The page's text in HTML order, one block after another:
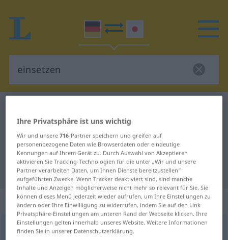
Deutsch-Japanisch Übersetzung
für "einsetzen"
"einsetzen" Japanisch Übersetzung
„einsetzen“
einsetzen
Ihre Privatsphäre ist uns wichtig
Wir und unsere716-Partner speichern und greifen auf
personenbezogene Daten wie Browserdaten oder eindeutige
Kennungen auf Ihrem Gerät zu. Durch Auswahl von Akzeptieren
aktivieren Sie Tracking-Technologien für die unter „Wir und unsere
Partner verarbeiten Daten, um Ihnen Dienste bereitzustellen“
aufgeführten Zwecke. Wenn Tracker deaktiviert sind, sind manche
Inhalte und Anzeigen möglicherweise nicht mehr so relevant für Sie. Sie
können dieses Menü jederzeit wieder aufrufen, um Ihre Einstellungen zu
ändern oder Ihre Einwilligung zu widerrufen, indem Sie auf den Link
Privatsphäre-Einstellungen am unteren Rand der Webseite klicken. Ihre
Einstellungen gelten innerhalb unseres Website. Weitere Informationen
finden Sie in unserer Datenschutzerklärung.